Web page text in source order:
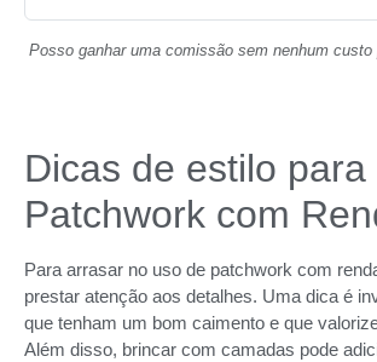
Posso ganhar uma comissão sem nenhum custo
Dicas de estilo para
Patchwork com
Para arrasar no uso de patchwork com
prestar atenção aos detalhes. Uma dica é
que tenham um bom caimento e que
Além disso, brincar com camadas pode